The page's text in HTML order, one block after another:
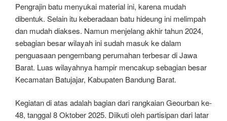
Pengrajin batu menyukai material ini, karena mudah
dibentuk. Selain itu keberadaan batu hideung ini melimpah
dan mudah diakses. Namun menjelang akhir tahun 2024,
sebagian besar wilayah ini sudah masuk ke dalam
penguasaan pengembang perumahan terbesar di Jawa
Barat. Luas wilayahnya hampir mencakup sebagian besar
Kecamatan Batujajar, Kabupaten Bandung Barat.
Kegiatan di atas adalah bagian dari rangkaian Geourban ke-
48, tanggal 8 Oktober 2025. Diikuti oleh partisipan dari latar